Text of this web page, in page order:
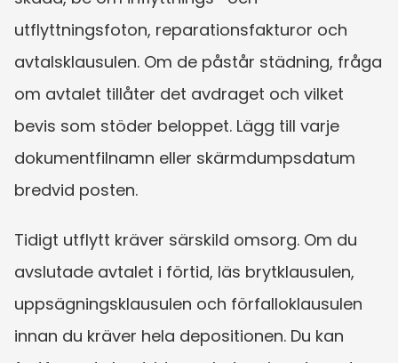
utflyttningsfoton, reparationsfakturor och
avtalsklausulen. Om de påstår städning, fråga
om avtalet tillåter det avdraget och vilket
bevis som stöder beloppet. Lägg till varje
dokumentfilnamn eller skärmdumpsdatum
bredvid posten.
Tidigt utflytt kräver särskild omsorg. Om du
avslutade avtalet i förtid, läs brytklausulen,
uppsägningsklausulen och förfalloklausulen
innan du kräver hela depositionen. Du kan